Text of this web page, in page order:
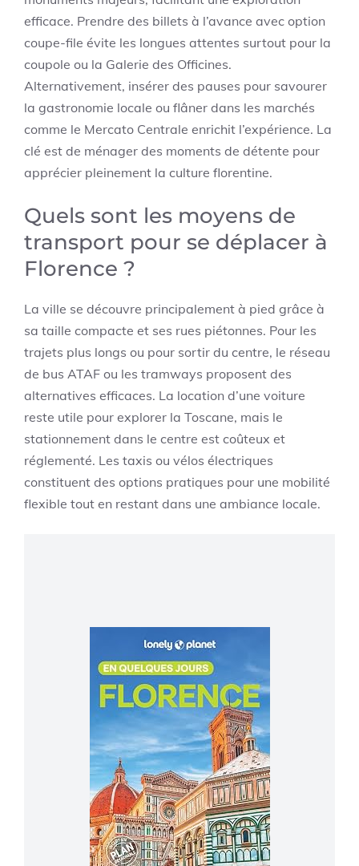
efficace. Prendre des billets à l’avance avec option
coupe-file évite les longues attentes surtout pour la
coupole ou la Galerie des Officines.
Alternativement, insérer des pauses pour savourer
la gastronomie locale ou flâner dans les marchés
comme le Mercato Centrale enrichit l’expérience. La
clé est de ménager des moments de détente pour
apprécier pleinement la culture florentine.
Quels sont les moyens de
transport pour se déplacer à
Florence ?
La ville se découvre principalement à pied grâce à
sa taille compacte et ses rues piétonnes. Pour les
trajets plus longs ou pour sortir du centre, le réseau
de bus ATAF ou les tramways proposent des
alternatives efficaces. La location d’une voiture
reste utile pour explorer la Toscane, mais le
stationnement dans le centre est coûteux et
réglementé. Les taxis ou vélos électriques
constituent des options pratiques pour une mobilité
flexible tout en restant dans une ambiance locale.